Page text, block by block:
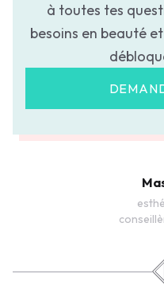
à toutes tes
besoins en beauté